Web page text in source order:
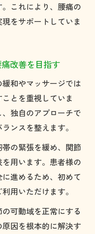
これにより、腰痛の
をサポートしていま
改善を目指す
和やマッサージでは
とを重視していま
独自のアプローチで
ンスを整えます。
の緊張を緩め、関節
用います。患者様の
進めるため、初めて
用いただけます。
可動域を正常にする
因を根本的に解決す